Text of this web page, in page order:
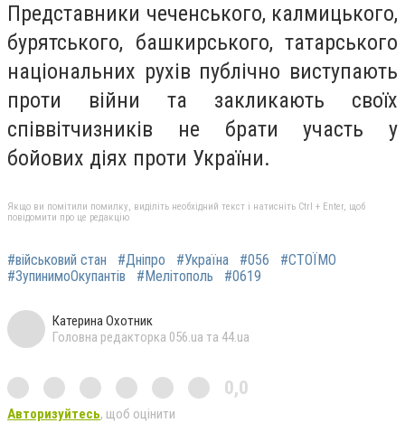
Представники чеченського, калмицького,
бурятського, башкирського, татарського
національних рухів публічно виступають
проти війни та закликають своїх
співвітчизників не брати участь у
бойових діях проти України.
Якщо ви помітили помилку, виділіть необхідний текст і натисніть Ctrl + Enter, щоб
повідомити про це редакцію
#військовий стан #Дніпро #Україна #056
#СТОЇМО
#ЗупинимоОкупантів
#Мелітополь #0619
Катерина Охотник
Головна редакторка 056.ua та 44.ua
0,0
Авторизуйтесь, щоб оцінити